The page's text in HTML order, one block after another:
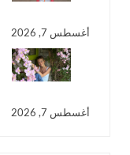
أغسطس 7, 2026
أغسطس 7, 2026